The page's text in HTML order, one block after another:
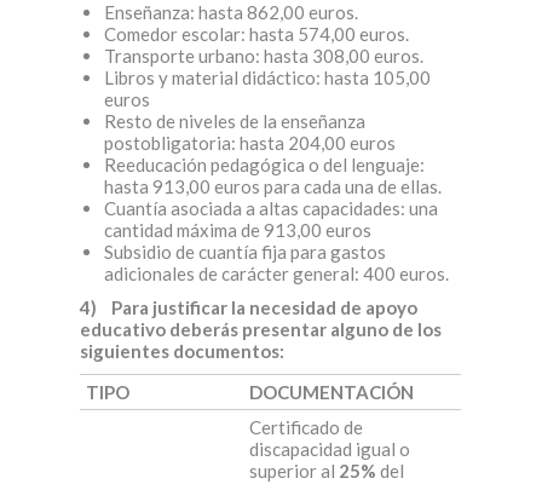
Enseñanza: hasta 862,00 euros.
Comedor escolar: hasta 574,00 euros.
Transporte urbano: hasta 308,00 euros.
Libros y material didáctico: hasta 105,00
euros
Resto de niveles de la enseñanza
postobligatoria: hasta 204,00 euros
Reeducación pedagógica o del lenguaje:
hasta 913,00 euros para cada una de ellas.
Cuantía asociada a altas capacidades: una
cantidad máxima de 913,00 euros
Subsidio de cuantía fija para gastos
adicionales de carácter general: 400 euros.
4) Para justificar la necesidad de apoyo
educativo deberás presentar alguno de los
siguientes documentos:
TIPO
DOCUMENTACIÓN
Certificado de
discapacidad igual o
superior al 25%del